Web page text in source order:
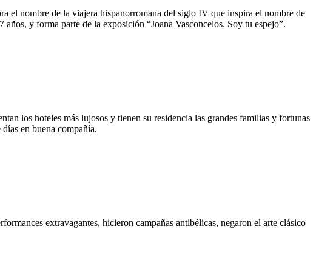
el nombre de la viajera hispanorromana del siglo IV que inspira el nombre de
y forma parte de la exposición “Joana Vasconcelos. Soy tu espejo”.
los hoteles más lujosos y tienen su residencia las grandes familias y fortunas
en buena compañía.
extravagantes, hicieron campañas antibélicas, negaron el arte clásico